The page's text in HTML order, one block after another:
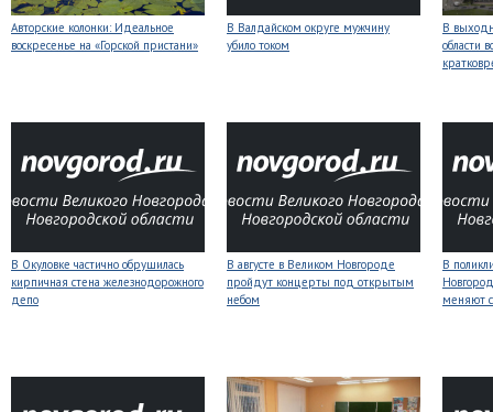
Авторские колонки: Идеальное
воскресенье на «Горской пристани»
В Валдайском округе мужчину
убило током
В
области
В Окуловке частично обрушилась
кирпичная стена железнодорожного
депо
В августе в Великом Новгороде
пройдут концерты под открытым
небом
В
меняют